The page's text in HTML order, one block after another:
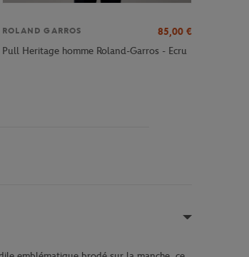
ROLAND GARROS 85,00 €
Pull Heritage homme Roland-Garros - Ecru